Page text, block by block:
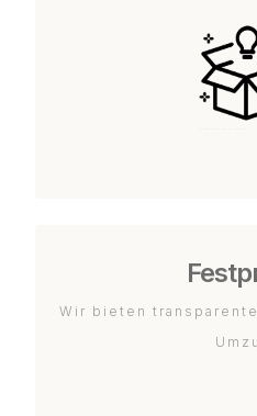
Wir bieten